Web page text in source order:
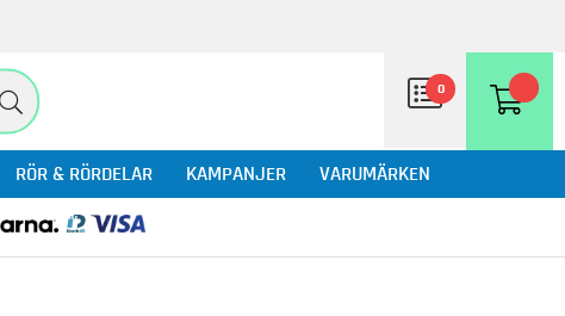
0
RÖR & RÖRDELAR KAMPANJER VARUMÄRKEN